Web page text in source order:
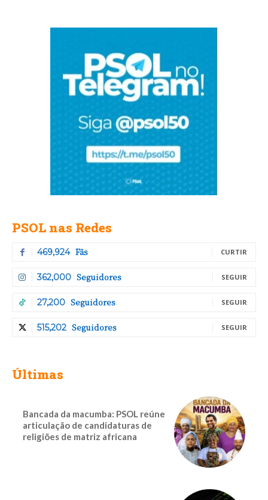
PSOL nas Redes
469,924 Fãs CURTIR
362,000 Seguidores SEGUIR
27,200 Seguidores SEGUIR
515,202 Seguidores SEGUIR
Últimas
Bancada da macumba: PSOL reúne
articulação de candidaturas de
religiões de matriz africana